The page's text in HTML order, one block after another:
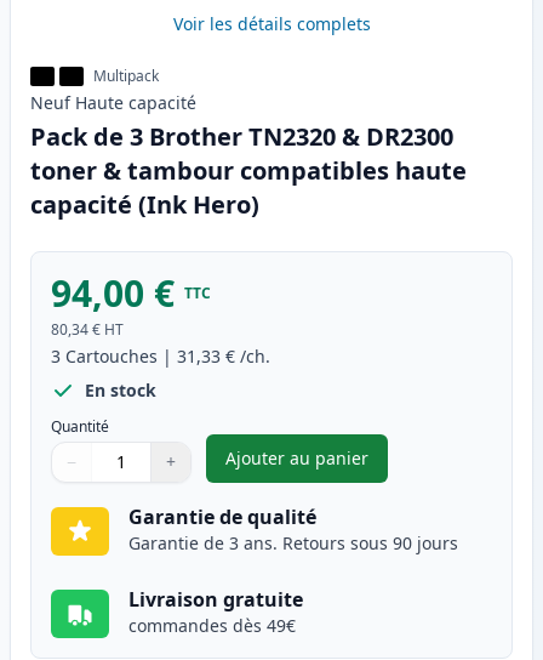
Voir les détails complets
Multipack
Neuf Haute capacité
Pack de 3 Brother TN2320 & DR2300
toner & tambour compatibles haute
capacité (Ink Hero)
94,00 € TTC
80,34 € HT
3 Cartouches | 31,33 € /ch.
En stock
Quantité
Quantité
Utilisez les boutons pour ajuster
− +
Quantité
Ajouter au panier
,Pack de 3 Brother TN2320
Garantie de qualité
Garantie de 3 ans. Retours sous 90 jours
Livraison gratuite
commandes dès 49€